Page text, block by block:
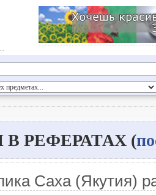
РЕФЕРАТАХ (
Саха (Якутия)